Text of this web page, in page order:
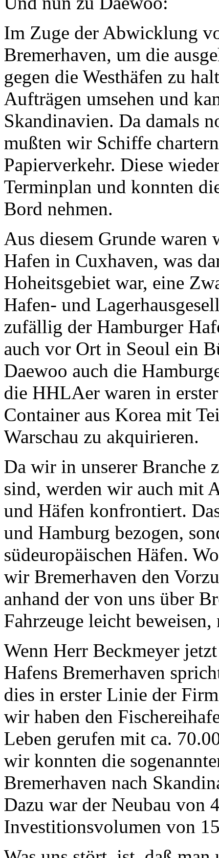
Im Zuge der Abwicklung
Bremerhaven, um die
gegen die Westhäfen zu
Aufträgen umsehen und
Skandinavien. Da damals
mußten wir Schiffe
Papierverkehr. Diese
Terminplan und konnten
Bord nehmen.
Aus diesem Grunde
Hafen in Cuxhaven, was
Hoheitsgebiet war, eine
Hafen- und
zufällig der Hamburger
auch vor Ort in Seoul ein
Daewoo auch die
die HHLAer waren in
Container aus Korea mit
Warschau zu akquirieren.
Da wir in unserer Branche
sind, werden wir auch mit
und Häfen konfrontiert.
und Hamburg bezogen,
südeuropäischen Häfen.
wir Bremerhaven den
anhand der von uns über
Fahrzeuge leicht
Wenn Herr Beckmeyer
Hafens Bremerhaven
dies in erster Linie der
wir haben den
Leben gerufen mit ca.
wir konnten die
Bremerhaven nach
Dazu war der Neubau von
Investitionsvolumen von